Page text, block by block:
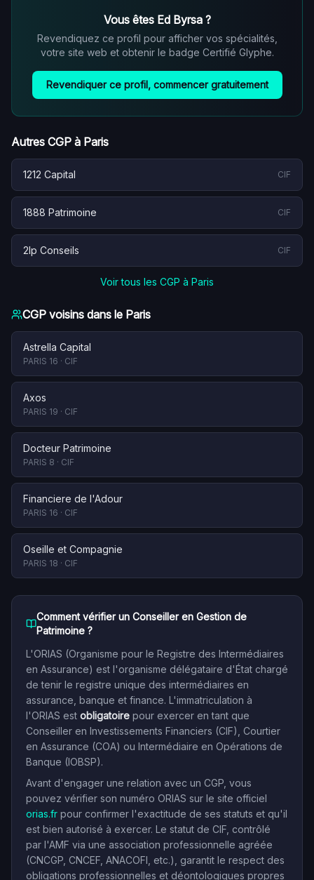
Vous êtes Ed Byrsa?
Revendiquez ce profil pour afficher vos spécialités,
votre site web et obtenir le badge Certifié Glyphe.
Revendiquer ce profil, commencer gratuitement
Autres CGP à Paris
1212 Capital CIF
1888 Patrimoine CIF
2lp Conseils CIF
Voir tous les CGP à Paris
CGP voisins dans le Paris
Astrella Capital
PARIS 16 · CIF
Axos
PARIS 19 · CIF
Docteur Patrimoine
PARIS 8 · CIF
Financiere de l'Adour
PARIS 16 · CIF
Oseille et Compagnie
PARIS 18 · CIF
Comment vérifier un Conseiller en Gestion de
Patrimoine ?
L'ORIAS (Organisme pour le Registre des Intermédiaires
en Assurance) est l'organisme délégataire d'État chargé
de tenir le registre unique des intermédiaires en
assurance, banque et finance. L'immatriculation à
l'ORIAS est obligatoire pour exercer en tant que
Conseiller en Investissements Financiers (CIF), Courtier
en Assurance (COA) ou Intermédiaire en Opérations de
Banque (IOBSP).
Avant d'engager une relation avec un CGP, vous
pouvez vérifier son numéro ORIAS sur le site officiel
orias.fr pour confirmer l'exactitude de ses statuts et qu'il
est bien autorisé à exercer. Le statut de CIF, contrôlé
par l'AMF via une association professionnelle agréée
(CNCGP, CNCEF, ANACOFI, etc.), garantit le respect des
obligations professionnelles et déontologiques propres